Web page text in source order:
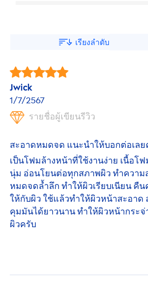
เรียงลำดับ
Jwick
1/7/2567
รายชื่อผู้เขียนรีวิว
สะอาดหมดจด แนะนำให้บอกต่อเลย
เป็นโฟมล้างหน้าที่ใช้งานง่าย เนื้อโ
นุ่ม อ่อนโยนต่อทุกสภาพผิว ทำความ
หมดจดล้ำลึก ทำให้ผิวเรียบเนียน คื
ให้กับผิว ใช้แล้วทำให้ผิวหน้าสะอาด
คุมมันได้ยาวนาน ทำให้ผิวหน้ากระจ่
ผิวครับ